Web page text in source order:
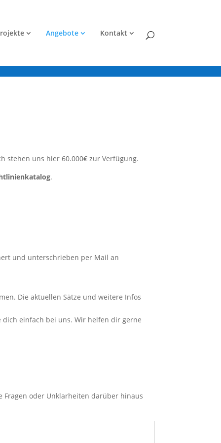
Angebote Kontakt
stehen uns hier 60.000€ zur Verfügung.
.
und unterschrieben per Mail an
Die aktuellen Sätze und weitere Infos
einfach bei uns. Wir helfen dir gerne
oder Unklarheiten darüber hinaus